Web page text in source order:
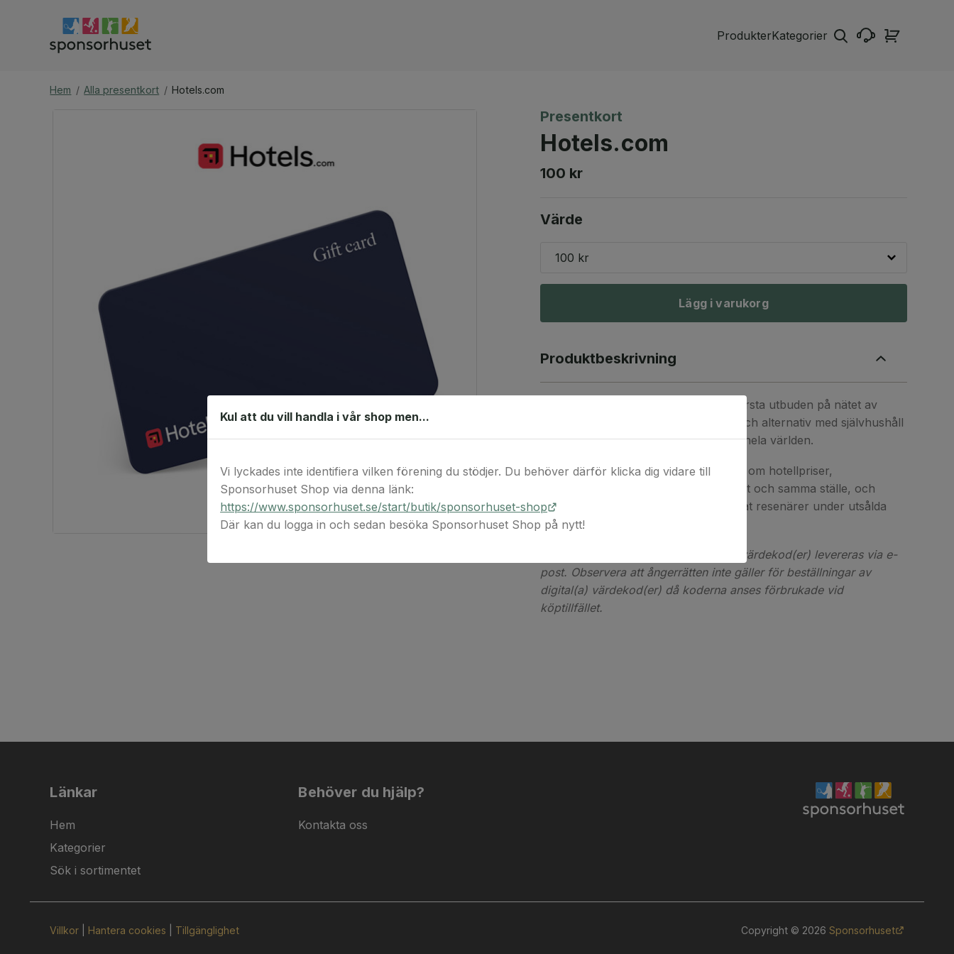
ProdukterKategorier
Hem / Alla presentkort / Hotels.com
Presentkort
Hotels.com
100 kr
Värde
100 kr
Lägg i varukorg
Produktbeskrivning
Hos Hotels.com hittar du ett av de största utbuden på nätet av
oberoende hotell, stora hotellkedjor och alternativ med självhushåll
på fler än hundratusentals boenden i hela världen.
Hotels.com ger resenärer information om hotellpriser,
bekvämligheter och tillgänglighet på ett och samma ställe, och
specialiserar sig på att ordna boende åt resenärer under utsålda
perioder.
Detta är en digital produkt. Digital(a) värdekod(er) levereras via e-
post. Observera att ångerrätten inte gäller för beställningar av
digital(a) värdekod(er) då koderna anses förbrukade vid
köptillfället.
Länkar
Hem
Kategorier
Sök i sortimentet
Behöver du hjälp?
Kontakta oss
Villkor Hantera cookies Tillgänglighet Copyright © 2026 Sponsorhuset
Kul att du vill handla i vår shop men...
Vi lyckades inte identifiera vilken förening du stödjer. Du behöver därför klicka dig vidare till
Sponsorhuset Shop via denna länk:
https://www.sponsorhuset.se/start/butik/sponsorhuset-shop
Där kan du logga in och sedan besöka Sponsorhuset Shop på nytt!